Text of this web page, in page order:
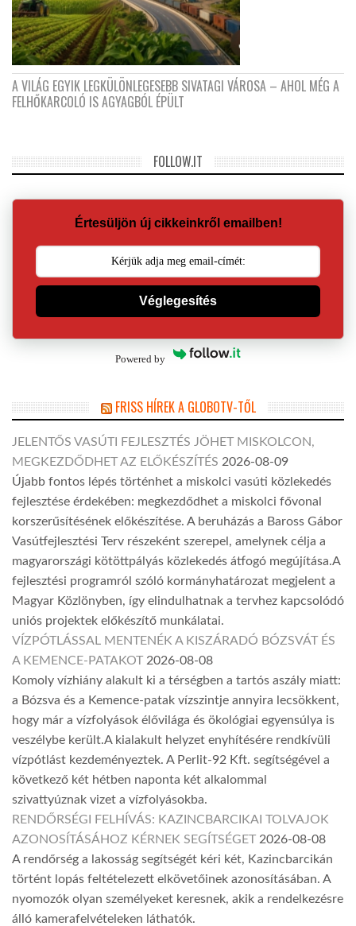
A VILÁG EGYIK LEGKÜLÖNLEGESEBB SIVATAGI VÁROSA – AHOL MÉG A
FELHŐKARCOLÓ IS AGYAGBÓL ÉPÜLT
FOLLOW.IT
Értesüljön új cikkeinkről emailben!
Véglegesítés
Powered by
FRISS HÍREK A GLOBOTV-TŐL
JELENTŐS VASÚTI FEJLESZTÉS JÖHET MISKOLCON,
MEGKEZDŐDHET AZ ELŐKÉSZÍTÉS 2026-08-09
Újabb fontos lépés történhet a miskolci vasúti közlekedés
fejlesztése érdekében: megkezdődhet a miskolci fővonal
korszerűsítésének előkészítése. A beruházás a Baross Gábor
Vasútfejlesztési Terv részeként szerepel, amelynek célja a
magyarországi kötöttpályás közlekedés átfogó megújítása.A
fejlesztési programról szóló kormányhatározat megjelent a
Magyar Közlönyben, így elindulhatnak a tervhez kapcsolódó
uniós projektek előkészítő munkálatai.
VÍZPÓTLÁSSAL MENTENÉK A KISZÁRADÓ BÓZSVÁT ÉS
A KEMENCE-PATAKOT 2026-08-08
Komoly vízhiány alakult ki a térségben a tartós aszály miatt:
a Bózsva és a Kemence-patak vízszintje annyira lecsökkent,
hogy már a vízfolyások élővilága és ökológiai egyensúlya is
veszélybe került.A kialakult helyzet enyhítésére rendkívüli
vízpótlást kezdeményeztek. A Perlit-92 Kft. segítségével a
következő két hétben naponta két alkalommal
szivattyúznak vizet a vízfolyásokba.
RENDŐRSÉGI FELHÍVÁS: KAZINCBARCIKAI TOLVAJOK
AZONOSÍTÁSÁHOZ KÉRNEK SEGÍTSÉGET 2026-08-08
A rendőrség a lakosság segítségét kéri két, Kazincbarcikán
történt lopás feltételezett elkövetőinek azonosításában. A
nyomozók olyan személyeket keresnek, akik a rendelkezésre
álló kamerafelvételeken láthatók.